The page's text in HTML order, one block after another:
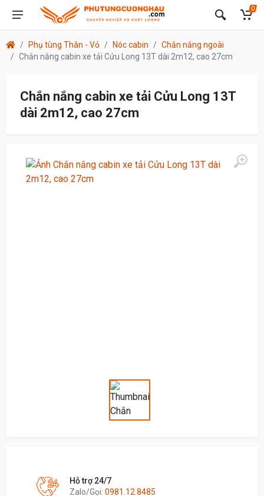
0
Phụ tùng Thân - Vỏ Nóc cabin
Chắn nắng ngoài
Chắn nắng cabin xe tải Cửu Long 13T dài 2m12, cao 27cm
Chắn nắng cabin xe tải Cửu Long 13T
dài 2m12, cao 27cm
Hỗ trợ 24/7
Zalo/Gọi: 0981.12.8485